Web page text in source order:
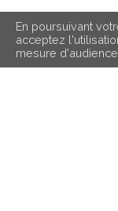
En poursuivant
acceptez
mesure d'audience.